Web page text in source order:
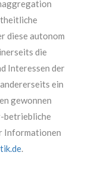
diese autonom
die
Interessen der
ein
gewonnen
betriebliche
Informationen
.